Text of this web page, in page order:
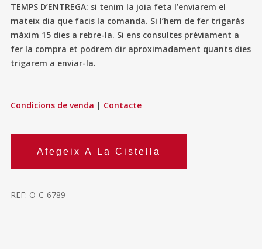
TEMPS D’ENTREGA: si tenim la joia feta l’enviarem el
mateix dia que facis la comanda. Si l’hem de fer trigaràs
màxim 15 dies a rebre-la. Si ens consultes prèviament a
fer la compra et podrem dir aproximadament quants dies
trigarem a enviar-la.
Condicions de venda | Contacte
Afegeix A La Cistella
REF: O-C-6789